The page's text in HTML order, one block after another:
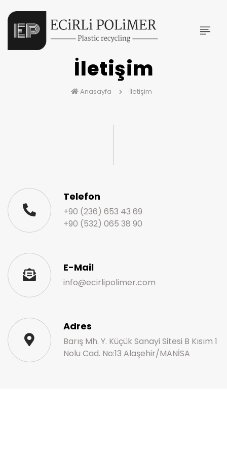
İletişim
Anasayfa İletişim
Telefon
+90 (236) 653 43 69
+90 (532) 065 38 90
E-Mail
info@ecirlipolimer.com
Adres
Barış Mh. Y. Küçük Sanayi Sitesi B Kısım 1
Nolu Cad. No:13 Alaşehir/MANİSA